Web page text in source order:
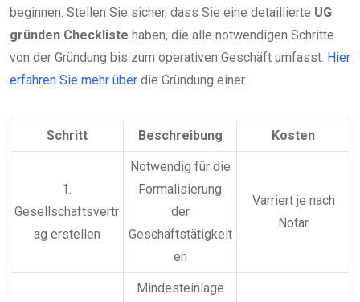
beginnen. Stellen Sie sicher, dass Sie eine detaillierte UG
gründen Checkliste haben, die alle notwendigen Schritte
von der Gründung bis zum operativen Geschäft umfasst. Hier
erfahren Sie mehr über die Gründung einer.
Schritt Beschreibung Kosten
1.
Gesellschaftsvertr
ag erstellen
Notwendig für die
Formalisierung
der
Geschäftstätigkeit
en
Varriert je nach
Notar
Mindesteinlage